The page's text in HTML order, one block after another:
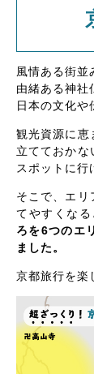
風情ある街並
由緒ある神社
日本の文化や
観光資源に恵
立てておかな
スポットに行
そこで、エリ
てやすくな
ろを6つのエ
ました。
京都旅行を楽